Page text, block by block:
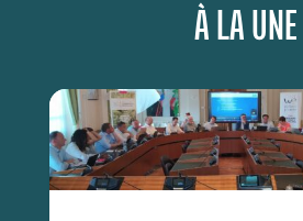
À LA UNE